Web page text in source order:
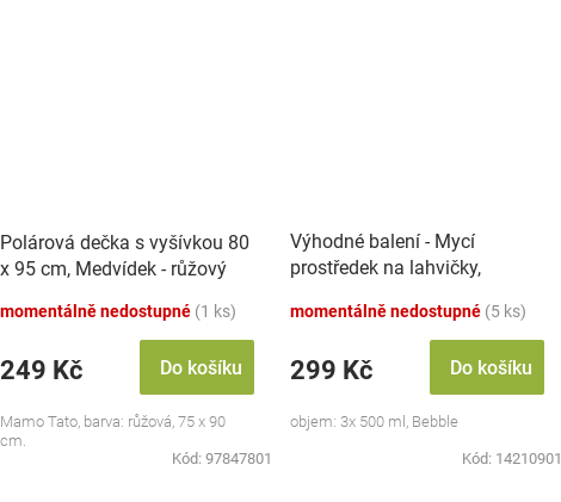
Polárová dečka s vyšívkou 80
x 95 cm, Medvídek - růžový
momentálně nedostupné (1 ks)
249 Kč Do košíku
Mamo Tato, barva: růžová, 75 x 90
cm.
Kód: 97847801
Výhodné balení - Mycí
prostředek na lahvičky,
momentálně nedostupné (5 ks)
299 Kč Do košíku
objem: 3x 500 ml, Bebble
Kód: 14210901